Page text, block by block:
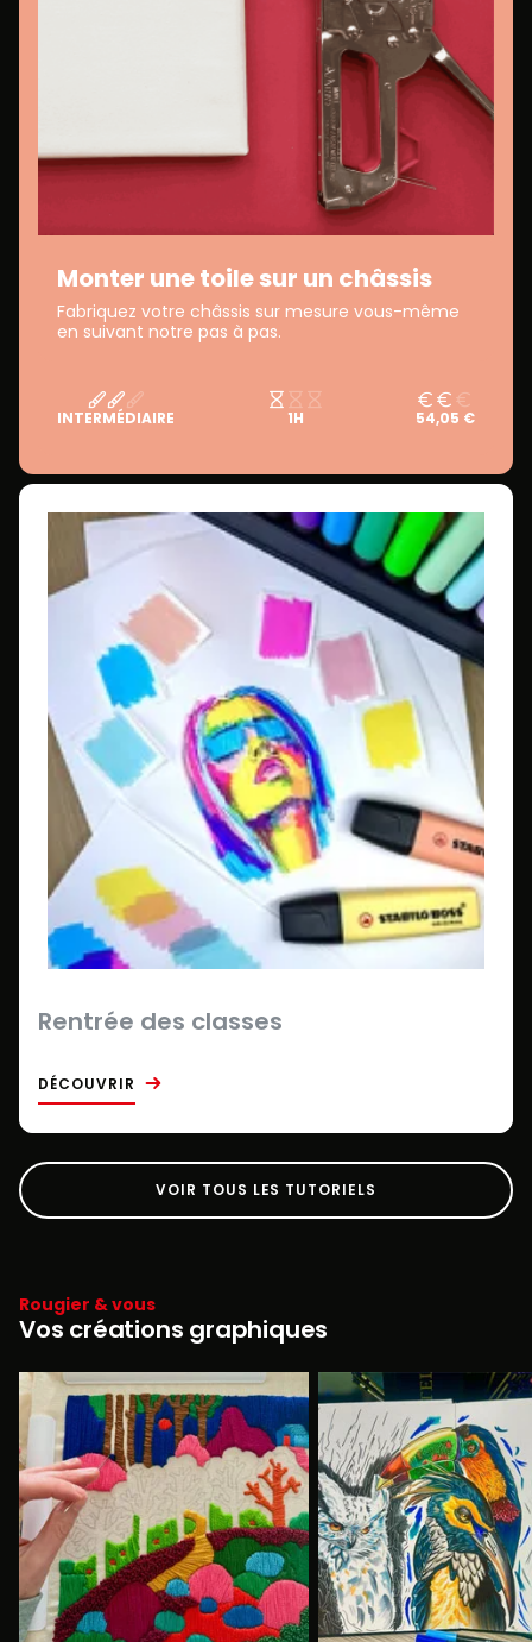
Monter une toile sur un châssis
Fabriquez votre châssis sur mesure vous-même
en suivant notre pas à pas.
INTERMÉDIAIRE 1H 54,05 €
Rentrée des classes
DÉCOUVRIR
VOIR TOUS LES TUTORIELS
Rougier & vous
Vos créations graphiques